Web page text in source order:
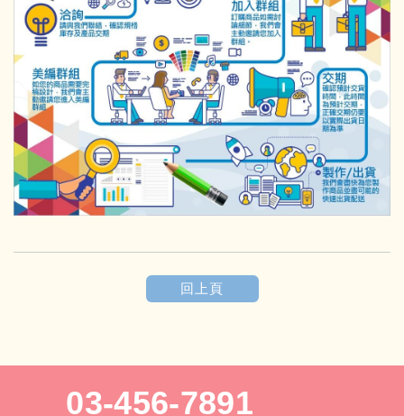
回上頁
03-456-7891